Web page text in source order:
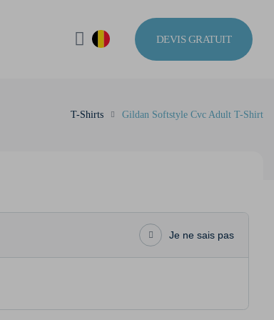
DEVIS GRATUIT
T-Shirts Gildan Softstyle Cvc Adult T-Shirt
Je ne sais pas